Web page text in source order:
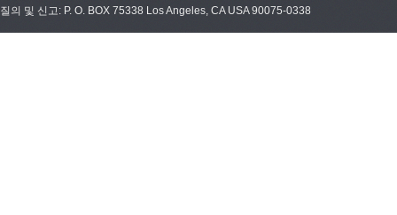
질의 및 신고: P. O. BOX 75338 Los Angeles, CA USA 90075-0338